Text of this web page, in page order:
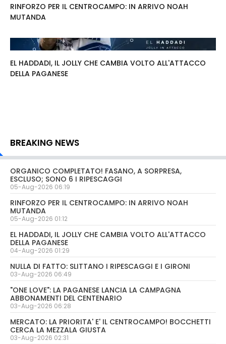
RINFORZO PER IL CENTROCAMPO: IN ARRIVO NOAH
MUTANDA
EL HADDADI, IL JOLLY CHE CAMBIA VOLTO ALL'ATTACCO
DELLA PAGANESE
BREAKING NEWS
ORGANICO COMPLETATO! FASANO, A SORPRESA,
ESCLUSO; SONO 6 I RIPESCAGGI
05-Aug-2026 06:19
RINFORZO PER IL CENTROCAMPO: IN ARRIVO NOAH
MUTANDA
05-Aug-2026 01:12
EL HADDADI, IL JOLLY CHE CAMBIA VOLTO ALL'ATTACCO
DELLA PAGANESE
04-Aug-2026 01:29
NULLA DI FATTO: SLITTANO I RIPESCAGGI E I GIRONI
03-Aug-2026 06:49
"ONE LOVE": LA PAGANESE LANCIA LA CAMPAGNA
ABBONAMENTI DEL CENTENARIO
03-Aug-2026 06:28
MERCATO: LA PRIORITA' E' IL CENTROCAMPO! BOCCHETTI
CERCA LA MEZZALA GIUSTA
03-Aug-2026 02:31